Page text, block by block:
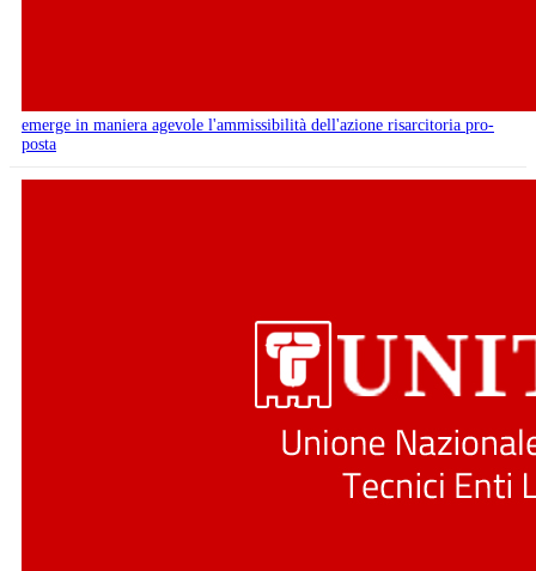
emerge in maniera agevole l'ammissibilità dell'azione risarcitoria pro-
posta